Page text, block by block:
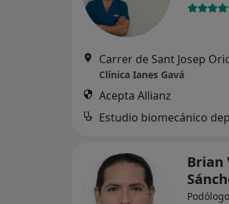
Clínica Ianes Gavá
Acepta Allianz
Estudio biomecánico
Brian
Podólogo